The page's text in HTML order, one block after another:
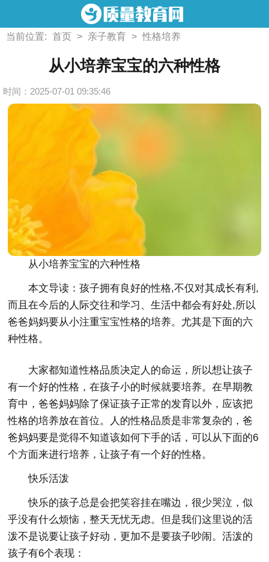
当前位置: 首页 > 亲子教育 > 性格培养
从小培养宝宝的六种性格
时间：2025-07-01 09:35:46
从小培养宝宝的六种性格
本文导读：孩子拥有良好的性格,不仅对其成长有利,
而且在今后的人际交往和学习、生活中都会有好处,所以
爸爸妈妈要从小注重宝宝性格的培养。尤其是下面的六
种性格。
大家都知道性格品质决定人的命运，所以想让孩子
有一个好的性格，在孩子小的时候就要培养。在早期教
育中，爸爸妈妈除了保证孩子正常的发育以外，应该把
性格的培养放在首位。人的性格品质是非常复杂的，爸
爸妈妈要是觉得不知道该如何下手的话，可以从下面的6
个方面来进行培养，让孩子有一个好的性格。
快乐活泼
快乐的孩子总是会把笑容挂在嘴边，很少哭泣，似
乎没有什么烦恼，整天无忧无虑。但是我们这里说的活
泼不是说要让孩子好动，更加不是要孩子吵闹。活泼的
孩子有6个表现：